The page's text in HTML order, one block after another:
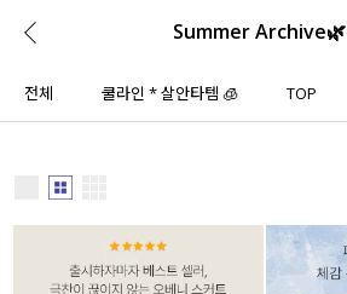
로그인
CATEGORY
Summer Archive🌿
전체 쿨라인 * 살안타템 🧊 TOP